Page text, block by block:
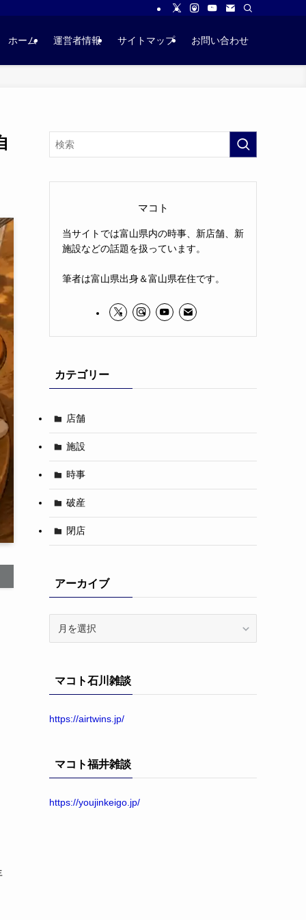
ホーム 運営者情報 サイトマップ お問い合わせ
マコト
当サイトでは富山県内の時事、新店舗、新
施設などの話題を扱っています。
筆者は富山県出身＆富山県在住です。
カテゴリー
店舗
施設
時事
破産
閉店
アーカイブ
ブマコト石川雑談
https://airtwins.jp/
マコト福井雑談
https://youjinkeigo.jp/